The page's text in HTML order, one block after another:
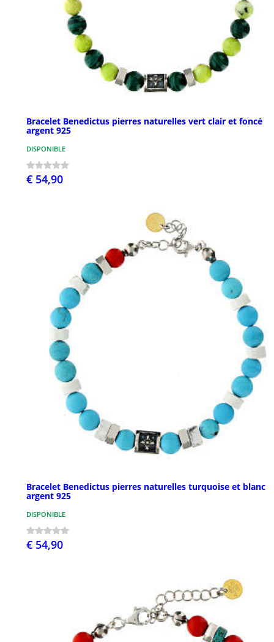
Bracelet Benedictus pierres naturelles vert clair et foncé
argent 925
DISPONIBLE
€ 54,90
Bracelet Benedictus pierres naturelles turquoise et blanc
argent 925
DISPONIBLE
€ 54,90